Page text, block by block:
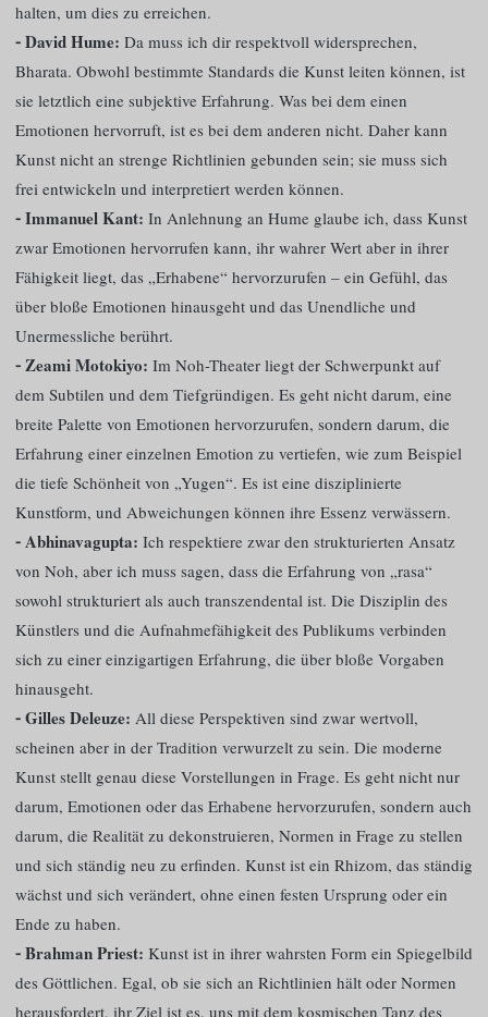
halten, um dies zu erreichen.
⁃ David Hume: Da muss ich dir respektvoll widersprechen,
Bharata. Obwohl bestimmte Standards die Kunst leiten können, ist
sie letztlich eine subjektive Erfahrung. Was bei dem einen
Emotionen hervorruft, ist es bei dem anderen nicht. Daher kann
Kunst nicht an strenge Richtlinien gebunden sein; sie muss sich
frei entwickeln und interpretiert werden können.
⁃ Immanuel Kant: In Anlehnung an Hume glaube ich, dass Kunst
zwar Emotionen hervorrufen kann, ihr wahrer Wert aber in ihrer
Fähigkeit liegt, das „Erhabene“ hervorzurufen – ein Gefühl, das
über bloße Emotionen hinausgeht und das Unendliche und
Unermessliche berührt.
⁃ Zeami Motokiyo: Im Noh-Theater liegt der Schwerpunkt auf
dem Subtilen und dem Tiefgründigen. Es geht nicht darum, eine
breite Palette von Emotionen hervorzurufen, sondern darum, die
Erfahrung einer einzelnen Emotion zu vertiefen, wie zum Beispiel
die tiefe Schönheit von „Yugen“. Es ist eine disziplinierte
Kunstform, und Abweichungen können ihre Essenz verwässern.
⁃ Abhinavagupta: Ich respektiere zwar den strukturierten Ansatz
von Noh, aber ich muss sagen, dass die Erfahrung von „rasa“
sowohl strukturiert als auch transzendental ist. Die Disziplin des
Künstlers und die Aufnahmefähigkeit des Publikums verbinden
sich zu einer einzigartigen Erfahrung, die über bloße Vorgaben
hinausgeht.
⁃ Gilles Deleuze: All diese Perspektiven sind zwar wertvoll,
scheinen aber in der Tradition verwurzelt zu sein. Die moderne
Kunst stellt genau diese Vorstellungen in Frage. Es geht nicht nur
darum, Emotionen oder das Erhabene hervorzurufen, sondern auch
darum, die Realität zu dekonstruieren, Normen in Frage zu stellen
und sich ständig neu zu erfinden. Kunst ist ein Rhizom, das ständig
wächst und sich verändert, ohne einen festen Ursprung oder ein
Ende zu haben.
⁃ Brahman Priest: Kunst ist in ihrer wahrsten Form ein Spiegelbild
des Göttlichen. Egal, ob sie sich an Richtlinien hält oder Normen
herausfordert, ihr Ziel ist es, uns mit dem kosmischen Tanz des